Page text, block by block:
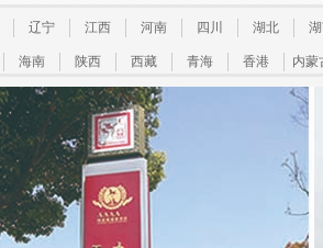
辽宁 江西 河南 四川 湖北
海南 陕西 西藏 青海 香港 内蒙